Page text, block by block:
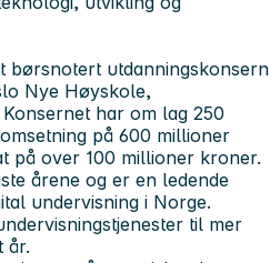
børsnotert utdanningskonsern
Nye Høyskole,
har om lag 250
på 600 millioner
på over 100 millioner kroner.
årene og er en ledende
undervisning i Norge.
til mer
år.